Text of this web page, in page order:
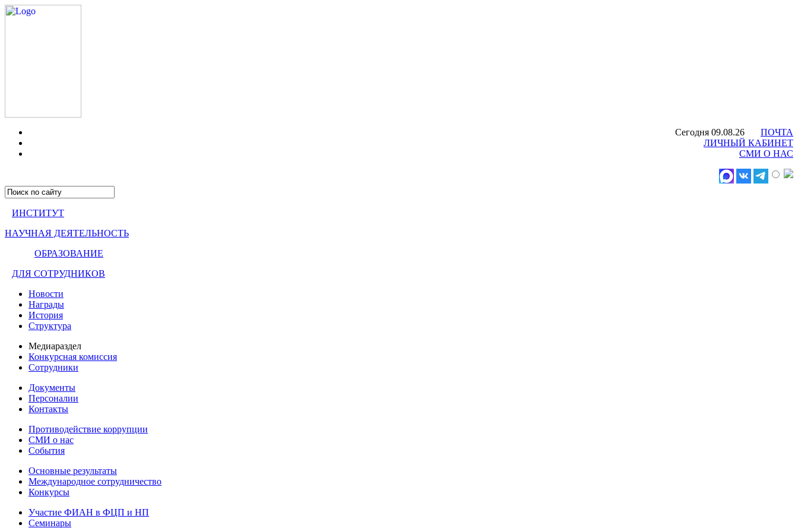
Сегодня 09.08.26
ПОЧТА
ЛИЧНЫЙ КАБИНЕТ
СМИ О НАС
ИНСТИТУТ
НАУЧНАЯ ДЕЯТЕЛЬНОСТЬ
ОБРАЗОВАНИЕ
ДЛЯ СОТРУДНИКОВ
Новости
Награды
История
Структура
Медиараздел
Конкурсная комиссия
Сотрудники
Документы
Персоналии
Контакты
Противодействие коррупции
СМИ о нас
События
Основные результаты
Международное сотрудничество
Конкурсы
Участие ФИАН в ФЦП и НП
Семинары